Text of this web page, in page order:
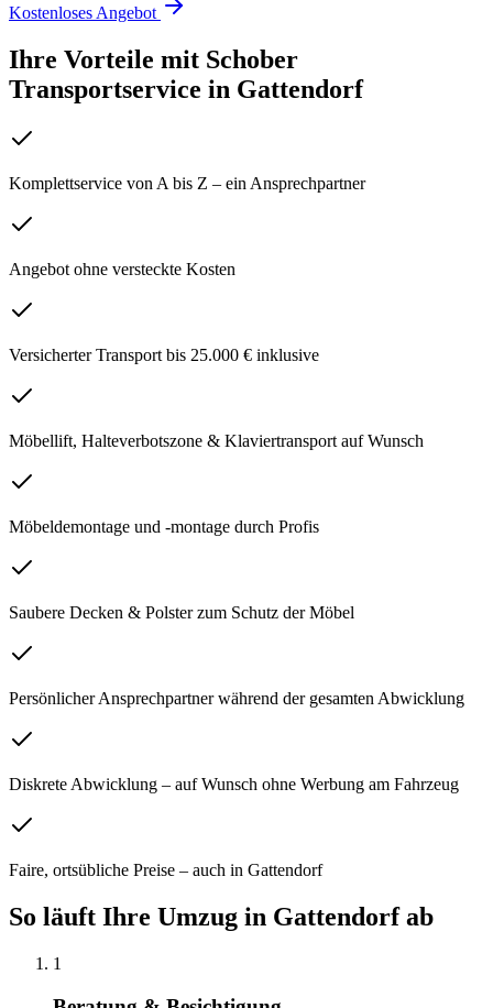
Kostenloses Angebot
Ihre Vorteile mit Schober
Transportservice in Gattendorf
Komplettservice von A bis Z – ein Ansprechpartner
Angebot ohne versteckte Kosten
Versicherter Transport bis 25.000 € inklusive
Möbellift, Halteverbotszone & Klaviertransport auf Wunsch
Möbeldemontage und -montage durch Profis
Saubere Decken & Polster zum Schutz der Möbel
Persönlicher Ansprechpartner während der gesamten Abwicklung
Diskrete Abwicklung – auf Wunsch ohne Werbung am Fahrzeug
Faire, ortsübliche Preise – auch in Gattendorf
So läuft Ihre Umzug in Gattendorfab
1